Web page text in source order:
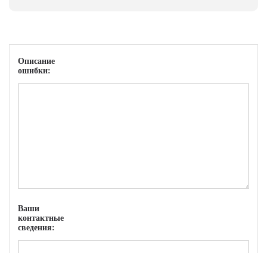
Описание
ошибки:
Ваши
контактные
сведения: